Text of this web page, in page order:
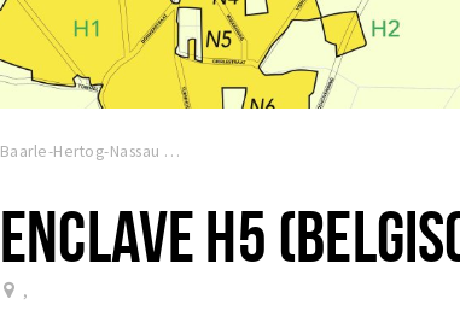
Baarle-Hertog-Nassau
ENCLAVE H5
,